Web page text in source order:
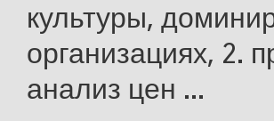
культуры,
организациях, 2.
анализ цен ...